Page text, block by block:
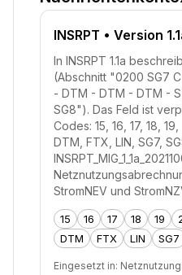
INSRPT • Version
In INSRPT 1.1a
(Abschnitt "0200 SG7
- DTM - DTM - DTM -
SG8"). Das Feld ist
Codes: 15, 16, 17, 18,
DTM, FTX, LIN, SG7,
StromNEV und
15 16 17 18 19
DTM
FTX LIN SG7
Eingesetzt in: